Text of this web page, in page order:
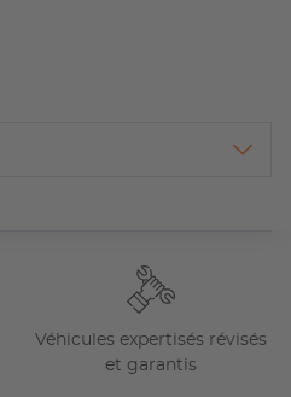
Véhicules expertisés révisés
et garantis